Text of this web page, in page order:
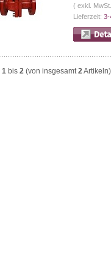
( exkl.
Lieferzeit: 3-
1 bis 2 (von insgesamt2Artikeln)